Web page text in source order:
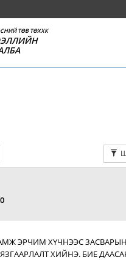
ТӨВ ТӨХХК
ЭРЧИМ ХҮЧНЭЭС
ХИЙНЭ. БИЕ